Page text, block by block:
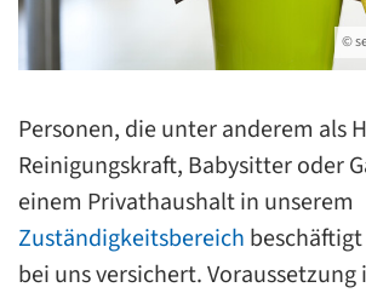
©
Personen, die unter anderem als
Reinigungskraft, Babysitter oder
einem Privathaushalt in unserem
Zuständigkeitsbereich
bei uns versichert. Voraussetzung